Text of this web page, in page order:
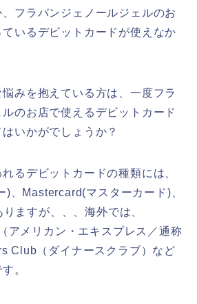
フラバンジェノールジェルのお
いるデビットカードが使えなか
みを抱えている方は、一度フラ
のお店で使えるデビットカード
いかがでしょうか？
るデビットカードの種類には、
)、Mastercard(マスターカード)、
ますが、、、海外では、
アメリカン・エキスプレス／通称
Club（ダイナースクラブ）など
。